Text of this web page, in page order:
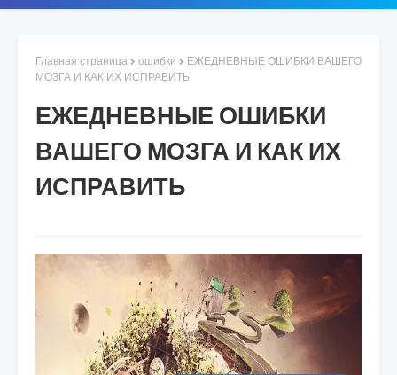
Главная страница ошибки
ЕЖЕДНЕВНЫЕ ОШИБКИ ВАШЕГО
МОЗГА И КАК ИХ ИСПРАВИТЬ
ЕЖЕДНЕВНЫЕ ОШИБКИ
ВАШЕГО МОЗГА И КАК ИХ
ИСПРАВИТЬ